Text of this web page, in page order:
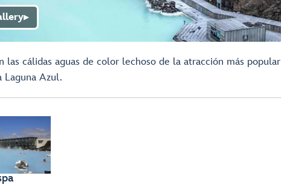
▶
las cálidas aguas de color lechoso de la atracción más popular
Laguna Azul.